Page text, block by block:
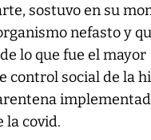
sostuvo en su
nefasto y
lo que fue el mayor
control social de la
la covid.